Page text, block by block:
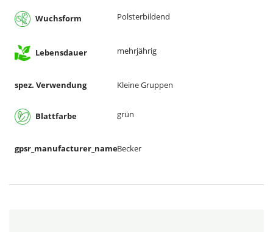
Wuchsform Polsterbildend
Lebensdauer mehrjährig
spez. Verwendung Kleine Gruppen
Blattfarbe grün
gpsr_manufacturer_nameBecker